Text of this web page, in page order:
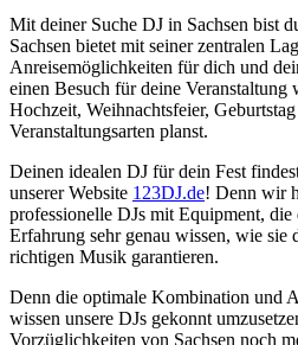
Mit deiner Suche DJ in Sachsen bist
Sachsen bietet mit seiner zentralen
Anreisemöglichkeiten für dich und
einen Besuch für deine Veranstaltung
Hochzeit, Weihnachtsfeier,
Veranstaltungsarten planst.
Deinen idealen DJ für dein Fest
unserer Website 123DJ.de! Denn wir
professionelle DJs mit Equipment,
Erfahrung sehr genau wissen, wie
richtigen Musik garantieren.
Denn die optimale Kombination und
wissen unsere DJs gekonnt
Vorzüglichkeiten von Sachsen noch